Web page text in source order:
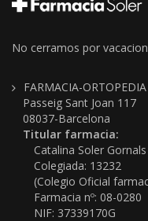
No cerramos por
FARMACIA-
Passeig Sant Joan 117
08037-Barcelona
Titular farmacia:
Catalina Soler Gornals
Colegiada: 13232
(Colegio Oficial
Farmacia nº: 08-0280
NIF: 37339170G